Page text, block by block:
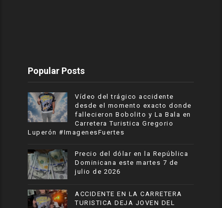
Popular Posts
Vídeo del trágico accidente
desde el momento exacto donde
fallecieron Bobolito y La Bala en
Carretera Turistica Gregorio
Luperón #ImagenesFuertes
Precio del dólar en la República
Dominicana este martes 7 de
julio de 2026
ACCIDENTE EN LA CARRETERA
TURISTICA DEJA JOVEN DEL